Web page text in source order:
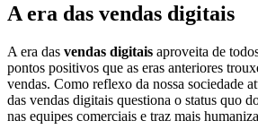
A era das vendas digitais
A era das vendas digitais aproveita de
pontos positivos que as eras anteriores
vendas. Como reflexo da nossa sociedade
das vendas digitais questiona o status quo
nas equipes comerciais e traz mais